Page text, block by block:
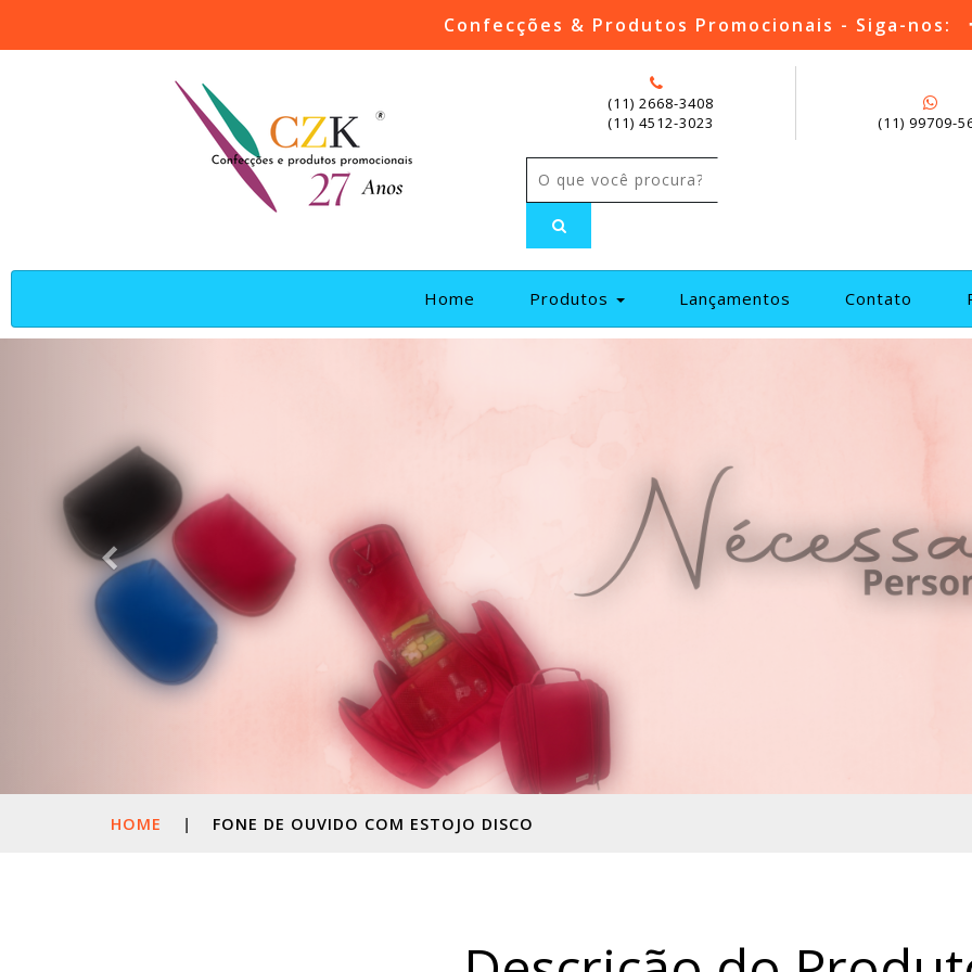
Confecções & Produtos Promocionais - Siga-nos:
(11) 2668-3408
(11) 4512-3023
(11) 99709-
Home (current)Produtos Lançamentos Contato
HOME | FONE DE OUVIDO COM ESTOJO DISCO